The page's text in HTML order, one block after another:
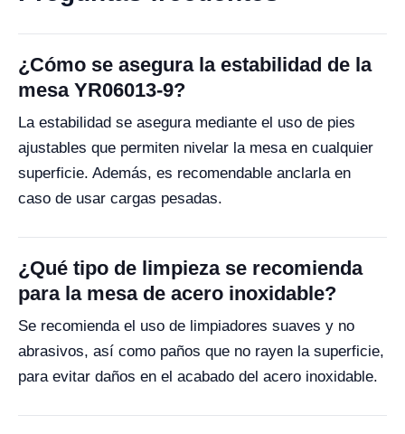
¿Cómo se asegura la estabilidad de la
mesa YR06013-9?
La estabilidad se asegura mediante el uso de pies
ajustables que permiten nivelar la mesa en cualquier
superficie. Además, es recomendable anclarla en
caso de usar cargas pesadas.
¿Qué tipo de limpieza se recomienda
para la mesa de acero inoxidable?
Se recomienda el uso de limpiadores suaves y no
abrasivos, así como paños que no rayen la superficie,
para evitar daños en el acabado del acero inoxidable.